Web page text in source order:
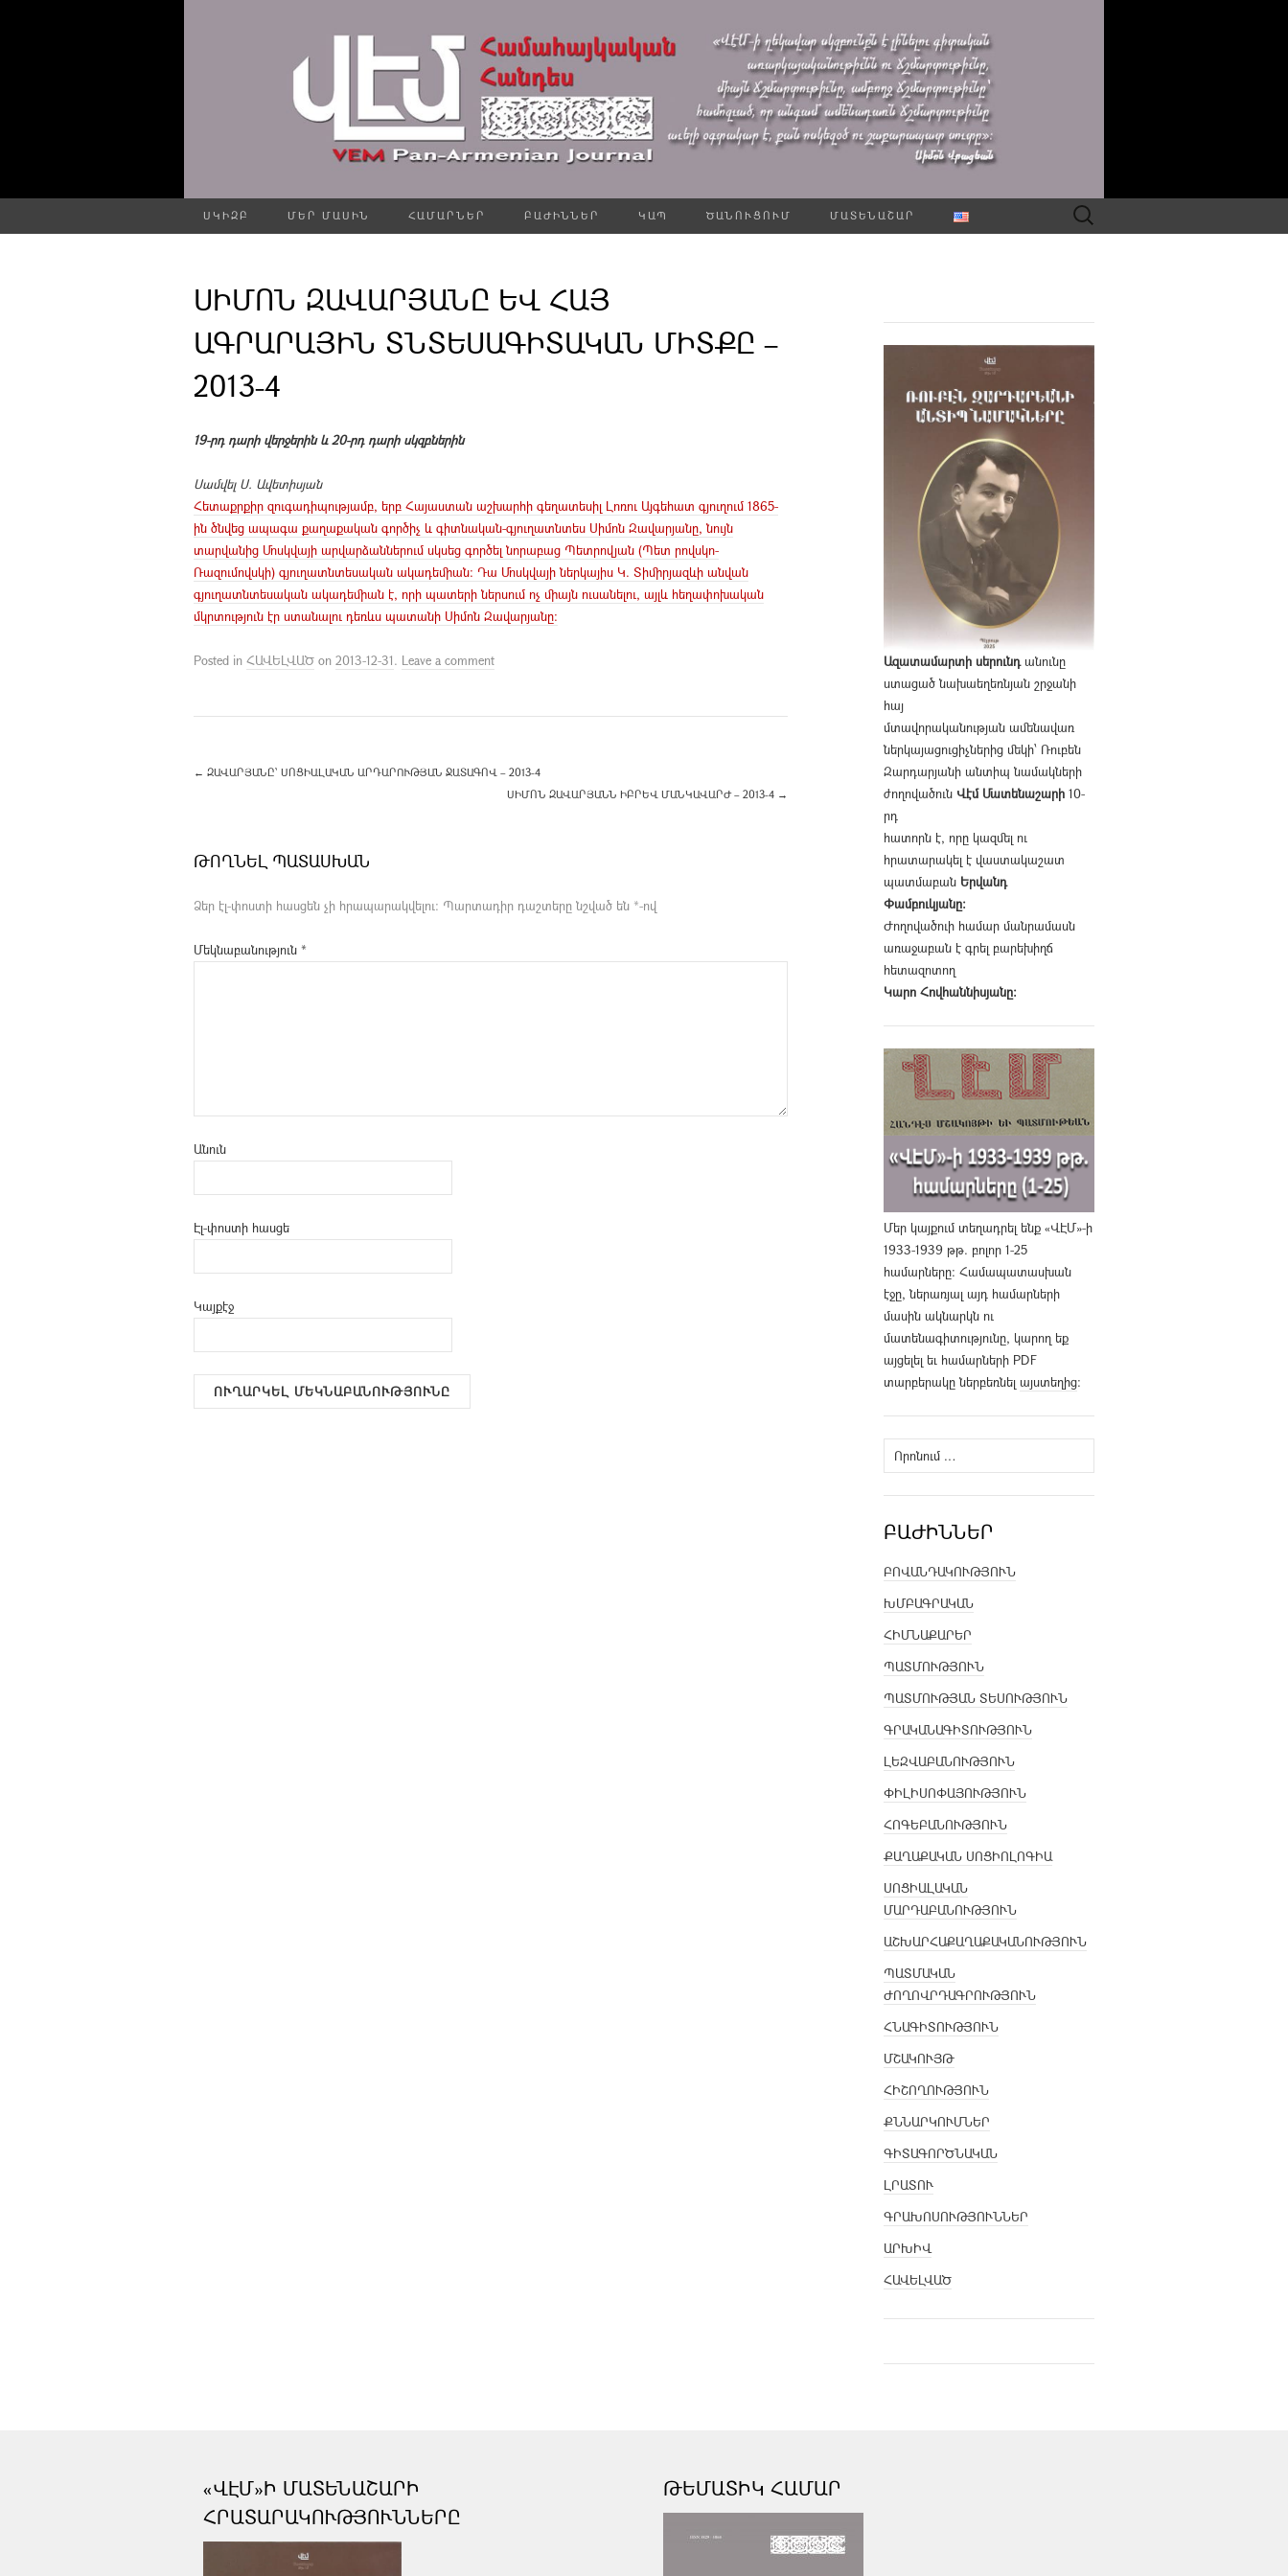
ՍԿԻԶԲ ՄԵՐ ՄԱՍԻՆ ՀԱՄԱՐՆԵՐ ԲԱԺԻՆՆԵՐ ԿԱՊ ԾԱՆՈՒՑՈՒՄ ՄԱՏԵՆԱՇԱՐ Որոնել՝
ՍԻՄՈՆ ԶԱՎԱՐՅԱՆԸ ԵՎ ՀԱՅ
ԱԳՐԱՐԱՅԻՆ ՏՆՏԵՍԱԳԻՏԱԿԱՆ ՄԻՏՔԸ –
2013-4
19-րդ դարի վերջերին և 20-րդ դարի սկզբներին
Սամվել Ս. Ավետիսյան
Հետաքրքիր զուգադիպությամբ, երբ Հայաստան աշխարհի գեղատեսիլ Լոռու Այգեհատ գյուղում 1865-
ին ծնվեց ապագա քաղաքական գործիչ և գիտնական-գյուղատնտես Սիմոն Զավարյանը, նույն
տարվանից Մոսկվայի արվարձաններում սկսեց գործել նորաբաց Պետրովյան (Պետ րովսկո-
Ռազումովսկի) գյուղատնտեսական ակադեմիան: Դա Մոսկվայի ներկայիս Կ. Տիմիրյազևի անվան
գյուղատնտեսական ակադեմիան է, որի պատերի ներսում ոչ միայն ուսանելու, այլև հեղափոխական
մկրտություն էր ստանալու դեռևս պատանի Սիմոն Զավարյանը:
Posted in ՀԱՎԵԼՎԱԾ on 2013-12-31. Leave a comment
← ԶԱՎԱՐՅԱՆԸ՝ ՍՈՑԻԱԼԱԿԱՆ ԱՐԴԱՐՈՒԹՅԱՆ ՋԱՏԱԳՈՎ – 2013-4
ՍԻՄՈՆ ԶԱՎԱՐՅԱՆՆ ԻԲՐԵՎ ՄԱՆԿԱՎԱՐԺ – 2013-4 →
ԹՈՂՆԵԼ ՊԱՏԱՍԽԱՆ
Ձեր էլ-փոստի հասցեն չի հրապարակվելու։ Պարտադիր դաշտերը նշված են *-ով
Մեկնաբանություն *
Անուն
Էլ-փոստի հասցե
Կայքէջ
Ազատամարտի սերունդանունը
ստացած նախաեղեռնյան շրջանի
հայ
մտավորականության ամենավառ
ներկայացուցիչներից մեկի՝ Ռուբեն
Զարդարյանի անտիպ նամակների
ժողովածուն Վէմ Մատենաշարի 10-
րդ
հատորն է, որը կազմել ու
հրատարակել է վաստակաշատ
պատմաբան Երվանդ
Փամբուկյանը։
Ժողովածուի համար մանրամասն
առաջաբան է գրել բարեխիղճ
հետազոտող
Կարո Հովհաննիսյանը։
Մեր կայքում տեղադրել ենք «ՎԷՄ»-ի
1933-1939 թթ. բոլոր 1-25
համարները։ Համապատասխան
էջը, ներառյալ այդ համարների
մասին ակնարկն ու
մատենագիտությունը, կարող եք
այցելել եւ համարների PDF
տարբերակը ներբեռնել այստեղից։
Որոնել՝
ԲԱԺԻՆՆԵՐ
ԲՈՎԱՆԴԱԿՈՒԹՅՈՒՆ
ԽՄԲԱԳՐԱԿԱՆ
ՀԻՄՆԱՔԱՐԵՐ
ՊԱՏՄՈՒԹՅՈՒՆ
ՊԱՏՄՈՒԹՅԱՆ ՏԵՍՈՒԹՅՈՒՆ
ԳՐԱԿԱՆԱԳԻՏՈՒԹՅՈՒՆ
ԼԵԶՎԱԲԱՆՈՒԹՅՈՒՆ
ՓԻԼԻՍՈՓԱՅՈՒԹՅՈՒՆ
ՀՈԳԵԲԱՆՈՒԹՅՈՒՆ
ՔԱՂԱՔԱԿԱՆ ՍՈՑԻՈԼՈԳԻԱ
ՍՈՑԻԱԼԱԿԱՆ
ՄԱՐԴԱԲԱՆՈՒԹՅՈՒՆ
ԱՇԽԱՐՀԱՔԱՂԱՔԱԿԱՆՈՒԹՅՈՒՆ
ՊԱՏՄԱԿԱՆ
ԺՈՂՈՎՐԴԱԳՐՈՒԹՅՈՒՆ
ՀՆԱԳԻՏՈՒԹՅՈՒՆ
ՄՇԱԿՈՒՅԹ
ՀԻՇՈՂՈՒԹՅՈՒՆ
ՔՆՆԱՐԿՈՒՄՆԵՐ
ԳԻՏԱԳՈՐԾՆԱԿԱՆ
ԼՐԱՏՈՒ
ԳՐԱԽՈՍՈՒԹՅՈՒՆՆԵՐ
ԱՐԽԻՎ
ՀԱՎԵԼՎԱԾ
«ՎԷՄ»Ի ՄԱՏԵՆԱՇԱՐԻ
ՀՐԱՏԱՐԱԿՈՒԹՅՈՒՆՆԵՐԸ
ԹԵՄԱՏԻԿ ՀԱՄԱՐ